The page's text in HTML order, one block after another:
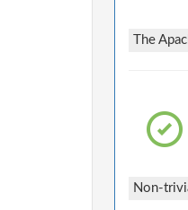
The
Non-